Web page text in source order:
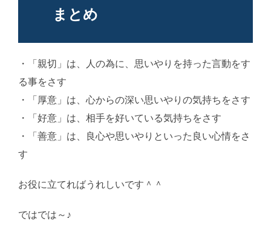
まとめ
・「親切」は、人の為に、思いやりを持った言動をす
る事をさす
・「厚意」は、心からの深い思いやりの気持ちをさす
・「好意」は、相手を好いている気持ちをさす
・「善意」は、良心や思いやりといった良い心情をさ
す
お役に立てればうれしいです＾＾
ではでは～♪